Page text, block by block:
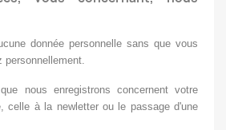
donnée personnelle sans que vous
personnellement.
nous enregistrons concernent votre
celle à la newletter ou le passage d'une